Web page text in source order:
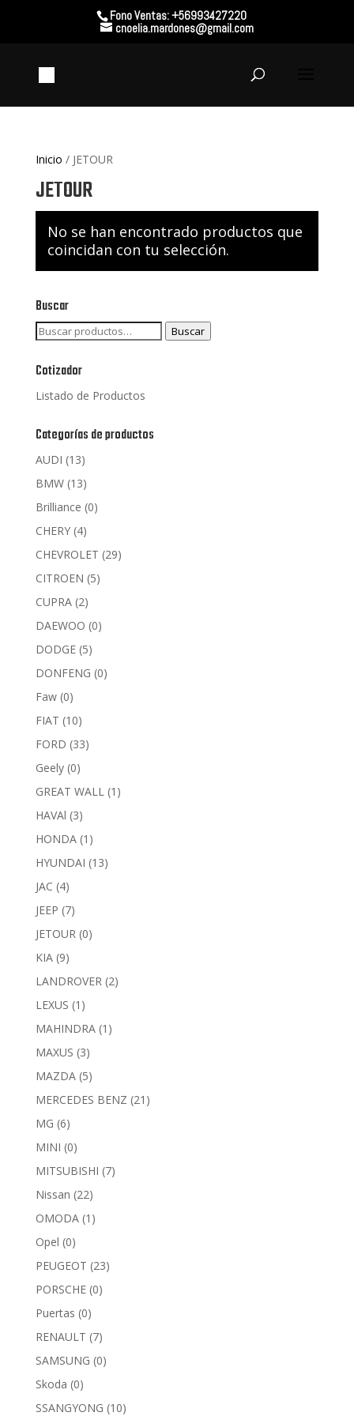
Fono Ventas: +56993427220
cnoelia.mardones@gmail.com
Inicio / JETOUR
JETOUR
No se han encontrado productos que
coincidan con tu selección.
Buscar
Buscar
Buscar
Cotizador
Listado de Productos
Categorías de productos
AUDI (13)
BMW (13)
Brilliance (0)
CHERY (4)
CHEVROLET (29)
CITROEN (5)
CUPRA (2)
DAEWOO (0)
DODGE (5)
DONFENG (0)
Faw (0)
FIAT (10)
FORD (33)
Geely (0)
GREAT WALL (1)
HAVAl (3)
HONDA (1)
HYUNDAI (13)
JAC (4)
JEEP (7)
JETOUR (0)
KIA (9)
LANDROVER (2)
LEXUS (1)
MAHINDRA (1)
MAXUS (3)
MAZDA (5)
MERCEDES BENZ (21)
MG (6)
MINI (0)
MITSUBISHI (7)
Nissan (22)
OMODA (1)
Opel (0)
PEUGEOT (23)
PORSCHE (0)
Puertas (0)
RENAULT (7)
SAMSUNG (0)
Skoda (0)
SSANGYONG (10)